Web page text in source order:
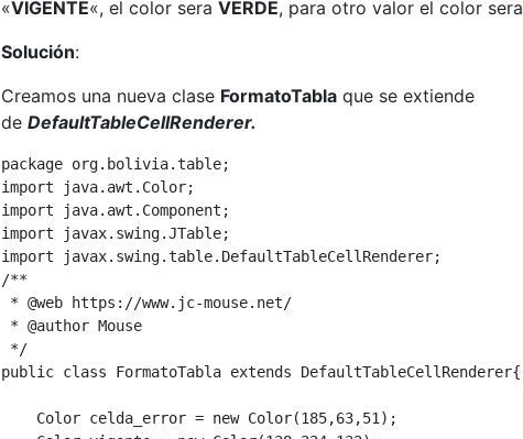
«VIGENTE«, el color sera VERDE, para otro valor el color sera
Solución:
Creamos una nueva clase FormatoTabla que se extiende
de DefaultTableCellRenderer.
package org.bolivia.table;
import java.awt.Color;
import java.awt.Component;
import javax.swing.JTable;
import javax.swing.table.DefaultTableCellRenderer;
/**
* @web https://www.jc-mouse.net/
* @author Mouse
*/
public class FormatoTabla extends DefaultTableCellRenderer{
    Color celda_error = new Color(185,63,51);